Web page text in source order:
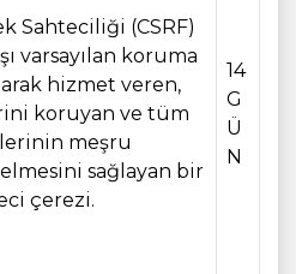
Sahteciliği (CSRF)
varsayılan koruma
hizmet veren,
koruyan ve tüm
meşru
sağlayan bir
çerezi.
14
G
Ü
N